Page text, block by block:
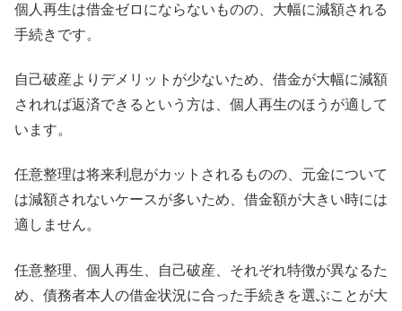
個人再生は借金ゼロにならないものの、大幅に減額される
手続きです。
自己破産よりデメリットが少ないため、借金が大幅に減額
されれば返済できるという方は、個人再生のほうが適して
います。
任意整理は将来利息がカットされるものの、元金について
は減額されないケースが多いため、借金額が大きい時には
適しません。
任意整理、個人再生、自己破産、それぞれ特徴が異なるた
め、債務者本人の借金状況に合った手続きを選ぶことが大